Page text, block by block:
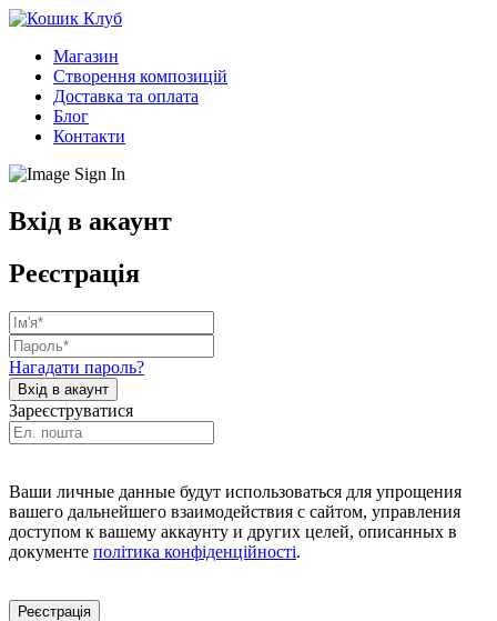
Магазин
Створення композицій
Доставка та оплата
Блог
Контакти
Вхід в акаунт
Реєстрація
Нагадати пароль?
Зареєструватися
Ваши личные данные будут использоваться для упрощения
вашего дальнейшего взаимодействия с сайтом, управления
доступом к вашему аккаунту и других целей, описанных в
документе політика конфіденційності.